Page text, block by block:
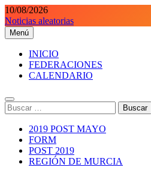
Saltar
al
contenido
10/08/2026
Noticias aleatorias
Orientaciondeportiva.es
Conoce el deporte de la Orientación
web.
Menú
INICIO
FEDERACIONES
CALENDARIO
Buscar:
2019 POST MAYO
FORM
POST 2019
REGIÓN DE MURCIA